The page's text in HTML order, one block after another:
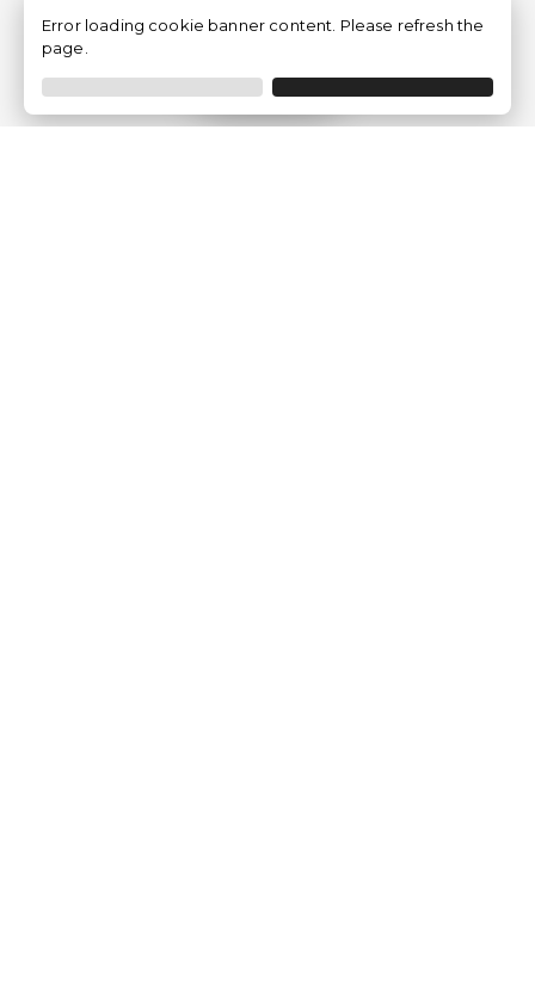
Filtrar
Error loading cookie banner content. Please refresh the
page.